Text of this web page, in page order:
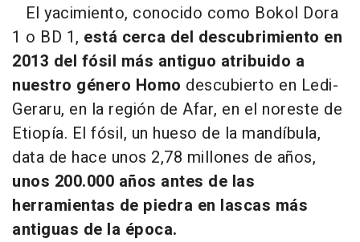
El yacimiento, conocido como Bokol Dora
1 o BD 1, está cerca del descubrimiento en
2013 del fósil más antiguo atribuido a
nuestro género Homo descubierto en Ledi-
Geraru, en la región de Afar, en el noreste de
Etiopía. El fósil, un hueso de la mandíbula,
data de hace unos 2,78 millones de años,
unos 200.000 años antes de las
herramientas de piedra en lascas más
antiguas de la época.